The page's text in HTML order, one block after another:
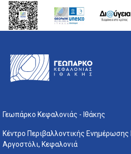
Γεωπάρκο Κεφαλονιάς - Ιθάκης
Κέντρο Περιβαλλοντικής
Αργοστόλι, Κεφαλονιά